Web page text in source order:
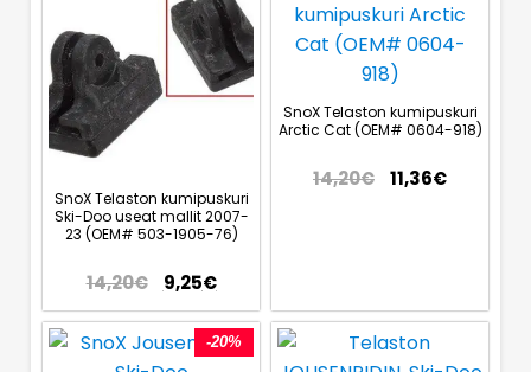
SnoX Telaston kumipuskuri
Ski-Doo useat mallit 2007-
23 (OEM# 503-1905-76)
14,20€ 9,25€
SnoX Telaston kumipuskuri
Arctic Cat (OEM# 0604-918)
14,20€ 11,36€
-20%